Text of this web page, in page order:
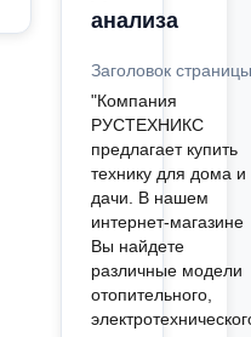
анализа
Заголовок страницы
"Компания
РУСТЕХНИКС
предлагает купить
технику для дома и
дачи. В нашем
интернет-магазине
Вы найдете
различные модели
отопительного,